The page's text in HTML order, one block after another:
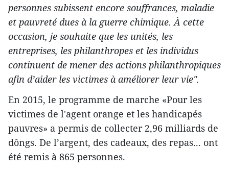
personnes subissent encore souffrances, maladie
et pauvreté dues à la guerre chimique. À cette
occasion, je souhaite que les unités, les
entreprises, les philanthropes et les individus
continuent de mener des actions philanthropiques
afin d’aider les victimes à améliorer leur vie".
En 2015, le programme de marche «Pour les
victimes de l'agent orange et les handicapés
pauvres» a permis de collecter 2,96 milliards de
dôngs. De l’argent, des cadeaux, des repas... ont
été remis à 865 personnes.